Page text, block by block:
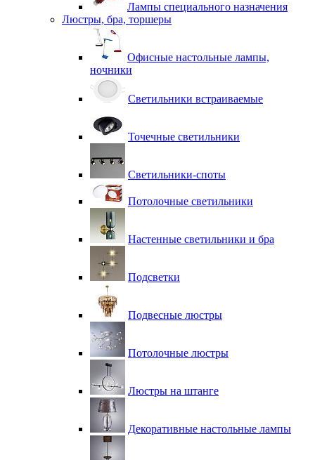
Лампы специального назначения
Люстры, бра, торшеры
Офисные настольные лампы,
ночники
Светильники встраиваемые
Точечные светильники
Светильники-споты
Потолочные светильники
Настенные светильники и бра
Подсветки
Подвесные люстры
Потолочные люстры
Люстры на штанге
Декоративные настольные лампы